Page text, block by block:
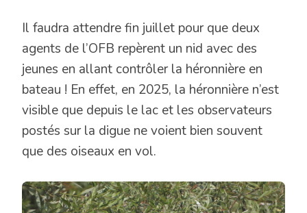
Il faudra attendre fin juillet pour que deux
agents de l’OFB repèrent un nid avec des
jeunes en allant contrôler la héronnière en
bateau ! En effet, en 2025, la héronnière n’est
visible que depuis le lac et les observateurs
postés sur la digue ne voient bien souvent
que des oiseaux en vol.